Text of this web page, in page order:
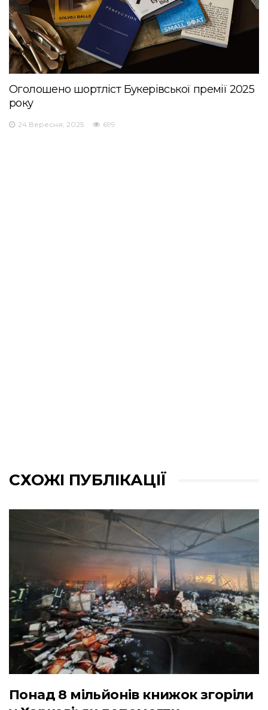
Оголошено шортліст Букерівської премії 2025
року
24 Вересня, 2025 699
СХОЖІ ПУБЛІКАЦІЇ
Понад 8 мільйонів книжок згоріли